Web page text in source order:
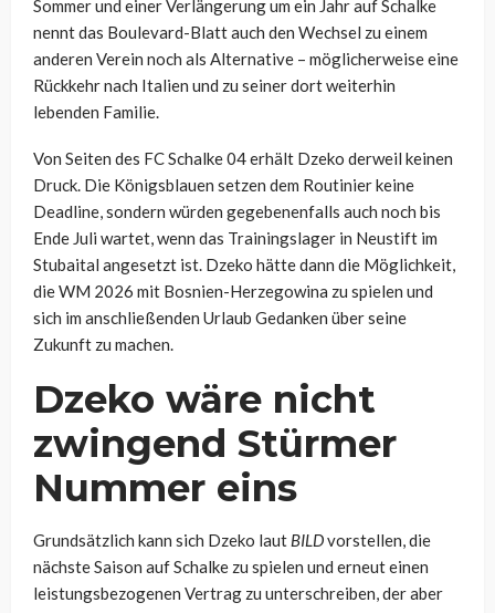
Sommer und einer Verlängerung um ein Jahr auf Schalke
nennt das Boulevard-Blatt auch den Wechsel zu einem
anderen Verein noch als Alternative – möglicherweise eine
Rückkehr nach Italien und zu seiner dort weiterhin
lebenden Familie.
Von Seiten des FC Schalke 04 erhält Dzeko derweil keinen
Druck. Die Königsblauen setzen dem Routinier keine
Deadline, sondern würden gegebenenfalls auch noch bis
Ende Juli wartet, wenn das Trainingslager in Neustift im
Stubaital angesetzt ist. Dzeko hätte dann die Möglichkeit,
die WM 2026 mit Bosnien-Herzegowina zu spielen und
sich im anschließenden Urlaub Gedanken über seine
Zukunft zu machen.
Dzeko wäre nicht
zwingend Stürmer
Nummer eins
Grundsätzlich kann sich Dzeko laut BILDvorstellen, die
nächste Saison auf Schalke zu spielen und erneut einen
leistungsbezogenen Vertrag zu unterschreiben, der aber